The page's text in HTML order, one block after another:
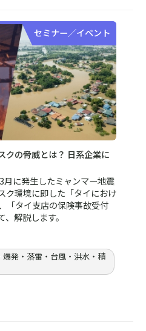
セミナー／イベント
クの脅威とは？ 日系企業に
月に発生したミャンマー地震
ク環境に即した「タイにおけ
「タイ支店の保険事故受付
解説します。
発・落雷・台風・洪水・積